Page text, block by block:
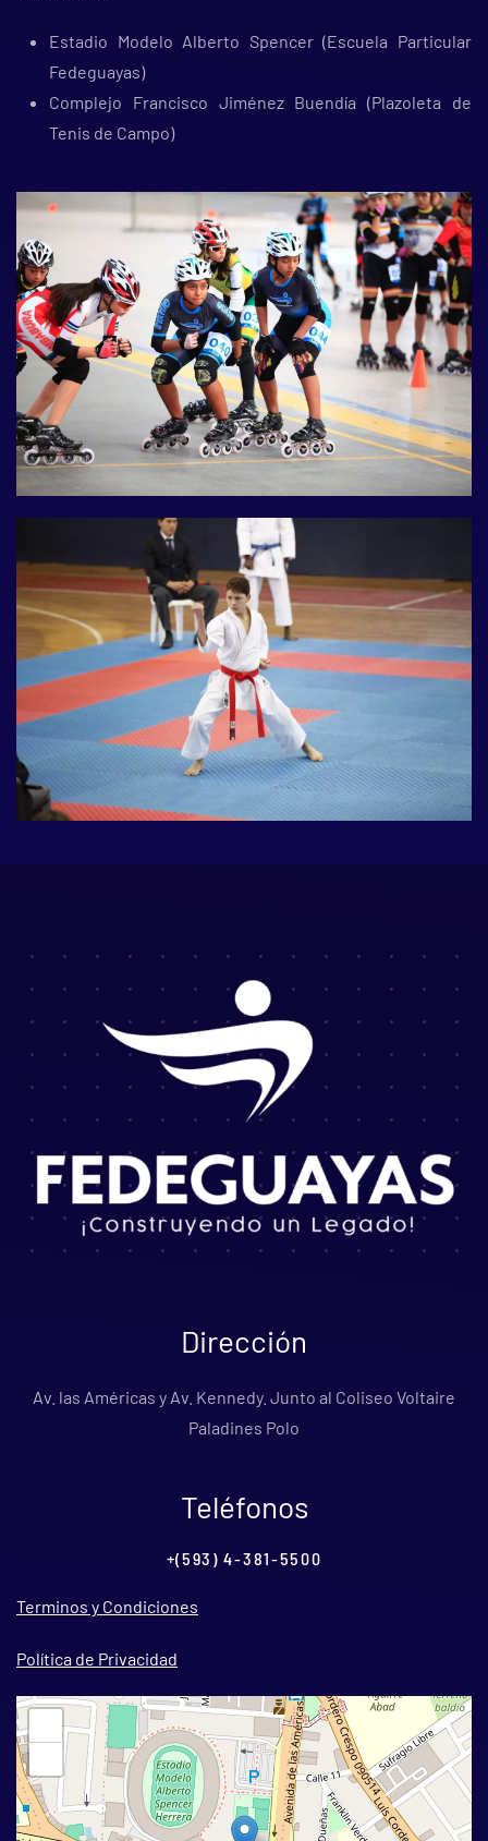
Estadio Modelo Alberto Spencer (Escuela Particular
Fedeguayas)
Complejo Francisco Jiménez Buendía (Plazoleta de
Tenis de Campo)
Dirección
Av. las Américas y Av. Kennedy. Junto al Coliseo Voltaire
Paladines Polo
Teléfonos
+(593) 4-381-5500
Terminos y Condiciones
Política de Privacidad